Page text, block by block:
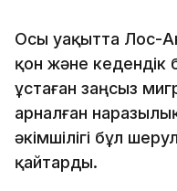
Осы уақытта Лос-
қон және кедендік
ұстаған заңсыз
арналған
әкімшілігі бұл
қайтарды.